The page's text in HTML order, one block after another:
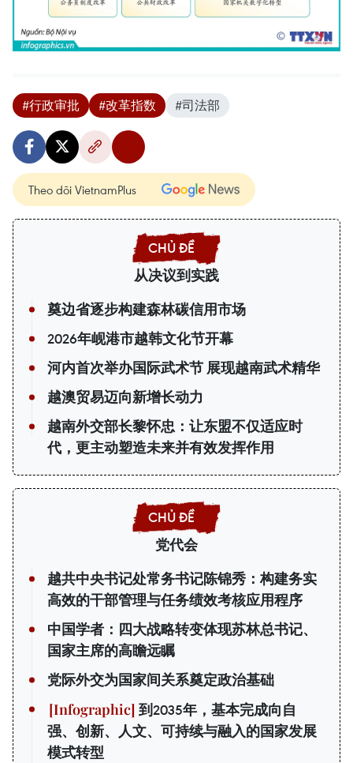
#行政审批 #改革指数 #司法部
Theo dõi VietnamPlus
从决议到实践
奠边省逐步构建森林碳信用市场
2026年岘港市越韩文化节开幕
河内首次举办国际武术节 展现越南武术精华
越澳贸易迈向新增长动力
越南外交部长黎怀忠：让东盟不仅适应时
代，更主动塑造未来并有效发挥作用
党代会
越共中央书记处常务书记陈锦秀：构建务实
高效的干部管理与任务绩效考核应用程序
中国学者：四大战略转变体现苏林总书记、
国家主席的高瞻远瞩
党际外交为国家间关系奠定政治基础
到2035年，基本完成向自
强、创新、人文、可持续与融入的国家发展
模式转型